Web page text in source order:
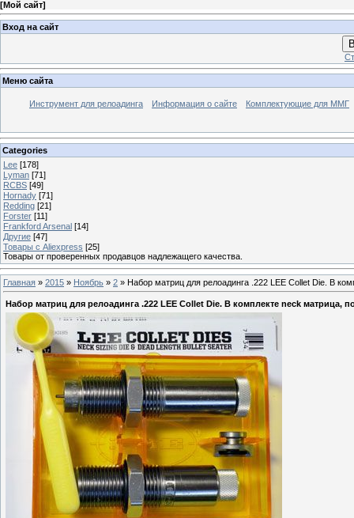
[Мой сайт]
Вход на сайт
Меню сайта
Инструмент для релоадинга Информация о сайте Комплектующие для ММГ
Categories
Lee [178]
Lyman [71]
RCBS [49]
Hornady [71]
Redding [21]
Forster [11]
Frankford Arsenal [14]
Другие [47]
Товары с Aliexpress [25]
Товары от проверенных продавцов надлежащего качества.
Главная » 2015 » Ноябрь » 2 » Набор матриц для релоадинга .222 LEE Collet Die. В
Набор матриц для релоадинга .222 LEE Collet Die. В комплекте neck матрица,